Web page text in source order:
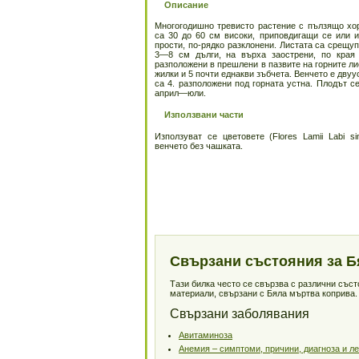
Описание
Многогодишно тревисто растение с пълзящо
са 30 до 60 см високи, приповдигащи се или
прости, по-рядко разклонени. Листата са
3—8 см дълги, на върха заострени, по края
разположени в прешлени в пазвите на горните
жилки и 5 почти еднакви зъбчета. Венчето е
са 4. разположени под горната устна. Плодът
април—юли.
Използвани части
Използуват се цветовете (Flores Lamii Labi
венчето без чашката.
Свързани състояния за
Тази билка често се свързва с различни
материали, свързани с Бяла мъртва коприва.
Свързани заболявания
Авитаминоза
Анемия – симптоми, причини, диагноза и